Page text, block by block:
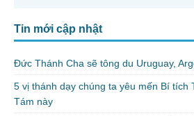
Tin mới cập nhật
Đức Thánh Cha sẽ tông du Uruguay,
5 vị thánh dạy chúng ta yêu mến Bí tích
Tám này